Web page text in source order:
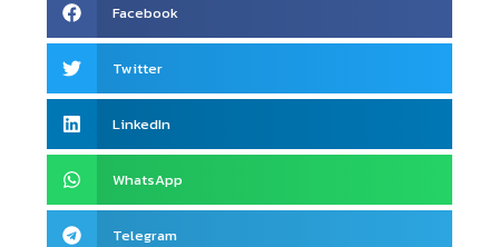
Facebook
Twitter
LinkedIn
WhatsApp
Telegram